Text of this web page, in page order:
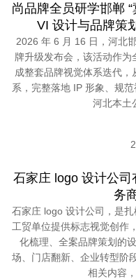
尚品牌全员研学邯郸
VI 设计与品牌策
2026 年 6 月 16 日，河北
牌升级发布会，该活动作
成整套品牌视觉体系迭代
系，完整落地 IP 形象、规
河北本土
石家庄 logo 设计公
务
石家庄 logo 设计公司，是扎
工贸单位提供标志视觉创作
化梳理、全案品牌策划的
场、门店翻新、企业转型阶
相关内容